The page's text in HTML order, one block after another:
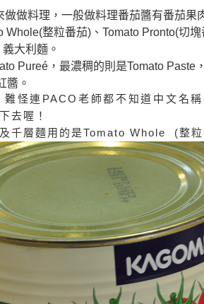
做做料理，一般做料理番茄醬有番茄果
Whole(整粒番茄)、Tomato Pronto(切
大利麵。
Pureé ， 最濃稠的則是Tomato Paste ，
醬。
難怪連 PACO 老師都不知道中文名
去喔！
千層麵用的是Tomato Whole (整